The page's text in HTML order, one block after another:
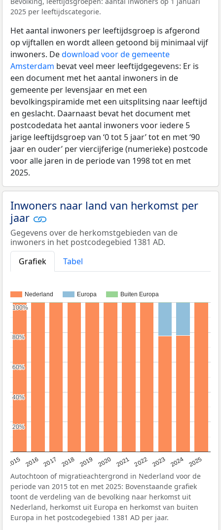
2025 per leeftijdscategorie.
Het aantal inwoners per leeftijdsgroep is afgerond
op vijftallen en wordt alleen getoond bij minimaal vijf
inwoners. Dedownload voor de gemeente
Amsterdam bevat veel meer leeftijdgegevens: Er is
een document met het aantal inwoners in de
gemeente per levensjaar en met een
bevolkingspiramide met een uitsplitsing naar leeftijd
en geslacht. Daarnaast bevat het document met
postcodedata het aantal inwoners voor iedere 5
jarige leeftijdsgroep van ‘0 tot 5 jaar’ tot en met ‘90
jaar en ouder’ per viercijferige (numerieke) postcode
voor alle jaren in de periode van 1998 tot en met
2025.
Inwoners naar land van herkomst per
jaar
Gegevens over de herkomstgebieden van de
inwoners in het postcodegebied 1381 AD.
Grafiek
Tabel
Nederland Europa Buiten Europa
2015 2016 2017 2018 2019 2020 2021 2022 2023 2024 2025
20%
20%
40%
40%
60%
60%
80%
80%
100%
100%
Autochtoon of migratieachtergrond in Nederland voor de
periode van 2015 tot en met 2025: Bovenstaande grafiek
toont de verdeling van de bevolking naar herkomst uit
Nederland, herkomst uit Europa en herkomst van buiten
Europa in het postcodegebied 1381 AD per jaar.